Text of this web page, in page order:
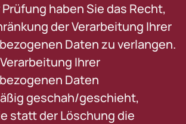
haben Sie das Recht,
der Verarbeitung Ihrer
Daten zu verlangen.
Ihrer
Daten
geschah/geschieht,
statt der Löschung die